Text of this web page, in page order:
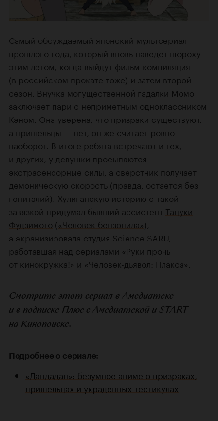
Самый обсуждаемый японский мультсериал
прошлого года, который вновь наведет шороху
этим летом, когда выйдут фильм-компиляция
(в российском прокате тоже) и затем второй
сезон. Внучка могущественной гадалки Момо
заключает пари с неприметным одноклассником
Кэном. Она уверена, что призраки существуют,
а пришельцы — нет, он же считает ровно
наоборот. В итоге ребята встречают и тех,
и других, у девушки просыпаются
экстрасенсорные силы, а сверстник получает
демоническую скорость (правда, остается без
гениталий). Хулиганскую историю с такой
завязкой придумал бывший ассистент Тацуки
Фудзимото («Человек-бензопила»),
а экранизировала студия Science SARU,
работавшая над сериалами «Руки прочь
от кинокружка!» и «Человек-дьявол: Плакса»
Смотрите этот сериал в Амедиатеке
и в подписке Плюс с Амедиатекой и START
на Кинопоиске.
Подробнее о сериале:
«Дандадан»: безумное аниме о призраках,
пришельцах и украденных тестикулах